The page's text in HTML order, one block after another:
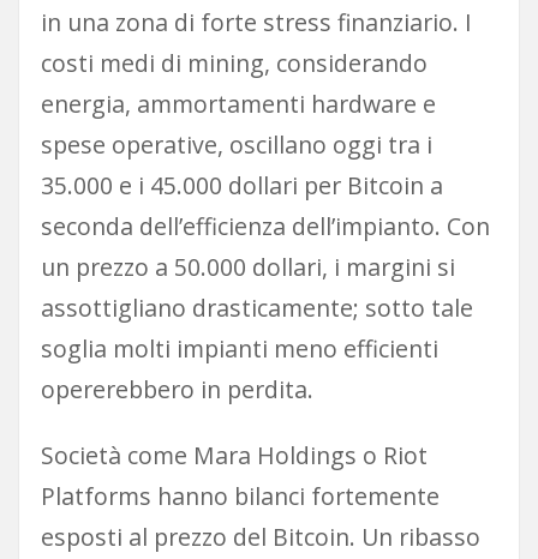
in una zona di forte stress finanziario. I
costi medi di mining, considerando
energia, ammortamenti hardware e
spese operative, oscillano oggi tra i
35.000 e i 45.000 dollari per Bitcoin a
seconda dell’efficienza dell’impianto. Con
un prezzo a 50.000 dollari, i margini si
assottigliano drasticamente; sotto tale
soglia molti impianti meno efficienti
opererebbero in perdita.
Società come Mara Holdings o Riot
Platforms hanno bilanci fortemente
esposti al prezzo del Bitcoin. Un ribasso